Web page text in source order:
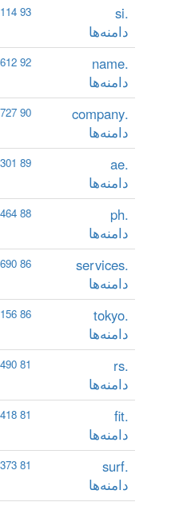
.si
دامنه‌ها
93 114
.name
دامنه‌ها
92 612
.company
دامنه‌ها
90 727
.ae
دامنه‌ها
89 301
.ph
دامنه‌ها
88 464
.services
دامنه‌ها
86 690
.tokyo
دامنه‌ها
86 156
.rs
دامنه‌ها
81 490
.fit
دامنه‌ها
81 418
.surf
دامنه‌ها
81 373